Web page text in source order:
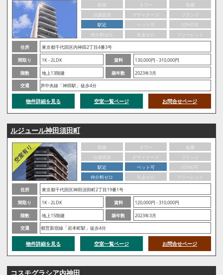
新築 タワー
低層
分譲賃貸
デザイナーズ
ブランド
駅近
ペット可
SOHO可
仲介料ゼロ
礼金ゼロ
フリーレント
住所
東京都千代田区内神田2丁目4番3号
間取り
1K - 2LDK 賃料
130,000円 - 310,000円
階数
地上13階建 築年数
2023年3月
交通
JR中央線「神田駅」徒歩4分
物件詳細を見る 空室一覧ページ お問合せページ
ルジュール神田須田町
新築 タワー
低層
分譲賃貸
デザイナーズ
ブランド
駅近
ペット可
SOHO可
仲介料ゼロ
礼金ゼロ
フリーレント
住所
東京都千代田区神田須田町2丁目19番1号
間取り
1K - 2LDK 賃料
120,000円 - 310,000円
階数
地上15階建 築年数
2023年3月
交通
都営新宿線「岩本町駅」徒歩4分
物件詳細を見る 空室一覧ページ お問合せページ
コスモグラシア内神田